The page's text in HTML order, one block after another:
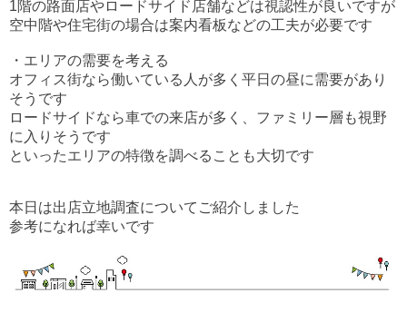
1階の路面店やロードサイド店舗などは視認性が良いですが
空中階や住宅街の場合は案内看板などの工夫が必要です
・エリアの需要を考える
オフィス街なら働いている人が多く平日の昼に需要があり
そうです
ロードサイドなら車での来店が多く、ファミリー層も視野
に入りそうです
といったエリアの特徴を調べることも大切です
本日は出店立地調査についてご紹介しました
参考になれば幸いです